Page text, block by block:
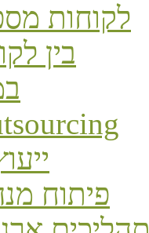
לקוחות
בין
פיתוח